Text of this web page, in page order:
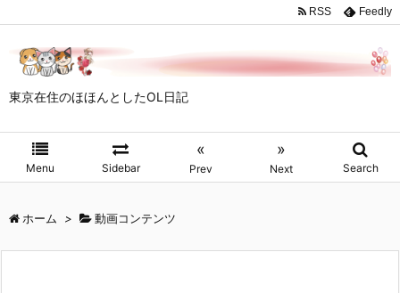
東京在住のほほんとしたOL日記
Menu Sidebar
«
Prev
»
Next Search
RSS Feedly
ホーム > 動画コンテンツ